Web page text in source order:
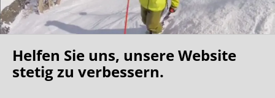
Oh what a ride!
Helfen Sie uns, unsere Website
stetig zu verbessern.